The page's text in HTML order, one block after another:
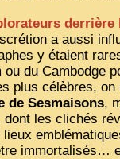
derrière
a aussi
y étaient
ou du Cambodge
plus célèbres, on
de Sesmaisons,
dont les clichés
lieux
immortalisés…